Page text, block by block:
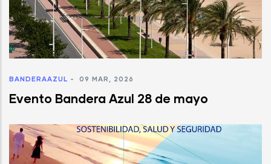
BANDERAAZUL - 09 MAR, 2026
Evento Bandera Azul 28 de mayo